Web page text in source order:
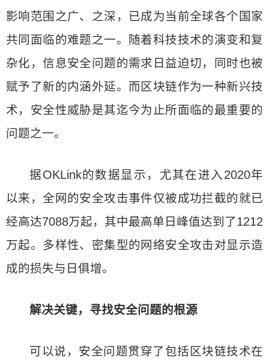
影响范围之广、之深，已成为当前全球各个国家
共同面临的难题之一。随着科技技术的演变和复
杂化，信息安全问题的需求日益迫切，同时也被
赋予了新的内涵外延。而区块链作为一种新兴技
术，安全性威胁是其迄今为止所面临的最重要的
问题之一。
据OKLink的数据显示，尤其在进入2020年
以来，全网的安全攻击事件仅被成功拦截的就已
经高达7088万起，其中最高单日峰值达到了1212
万起。多样性、密集型的网络安全攻击对显示造
成的损失与日俱增。
解决关键，寻找安全问题的根源
可以说，安全问题贯穿了包括区块链技术在